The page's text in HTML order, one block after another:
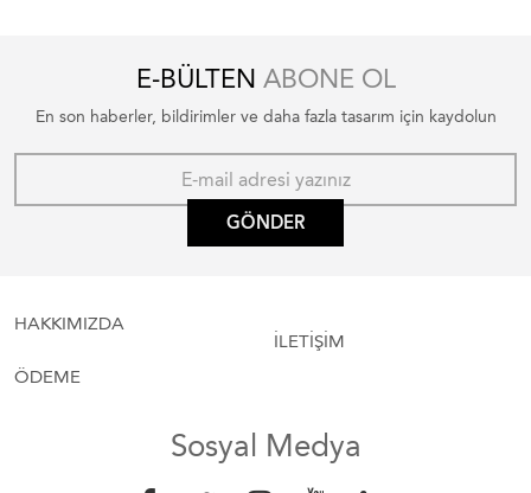
E-BÜLTEN ABONE OL
En son haberler, bildirimler ve daha fazla tasarım için kaydolun
GÖNDER
HAKKIMIZDA
ÖDEME
İLETİŞİM
Sosyal Medya